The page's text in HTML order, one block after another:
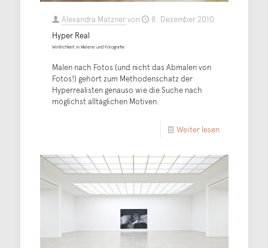
Alexandra Matznervon
8. Dezember 2010
Hyper Real
Wirklichkeit in Malerei und Fotografie
Malen nach Fotos (und nicht das Abmalen von
Fotos!) gehört zum Methodenschatz der
Hyperrealisten genauso wie die Suche nach
möglichst alltäglichen Motiven.
Weiter lesen